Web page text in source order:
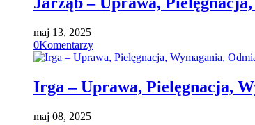
maj 13, 2025
0Komentarzy
Irga – Uprawa, Pielęgnacja,
maj 08, 2025